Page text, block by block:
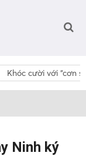
Khóc cười với “cơn
Ninh ký